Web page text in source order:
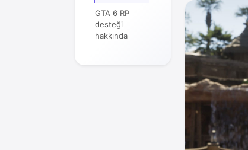
GTA 6 RP
desteği
hakkında